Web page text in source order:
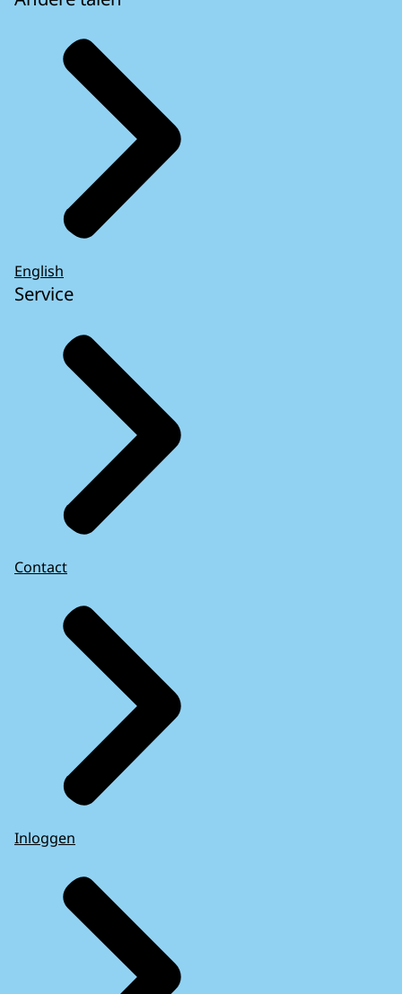
English
Service
Contact
Inloggen